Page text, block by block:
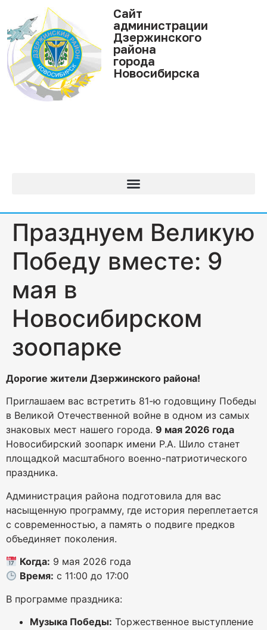
Cайт
администрации
Дзержинского
района
города
Новосибирска
Празднуем Великую
Победу вместе: 9
мая в
Новосибирском
зоопарке
Дорогие жители Дзержинского района!
Приглашаем вас встретить 81-ю годовщину Победы
в Великой Отечественной войне в одном из самых
знаковых мест нашего города. 9 мая 2026 года
Новосибирский зоопарк имени Р.А. Шило станет
площадкой масштабного военно-патриотического
праздника.
Администрация района подготовила для вас
насыщенную программу, где история переплетается
с современностью, а память о подвиге предков
объединяет поколения.
Когда: 9 мая 2026 года
Время: с 11:00 до 17:00
В программе праздника:
Музыка Победы: Торжественное выступление